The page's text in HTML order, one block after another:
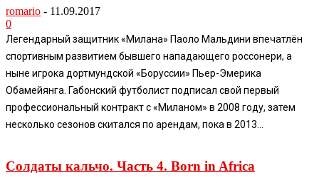
romario - 11.09.2017
0
Легендарный защитник «Милана» Паоло Мальдини впечатлён
спортивным развитием бывшего нападающего россонери, а
ныне игрока дортмундской «Боруссии» Пьер-Эмерика
Обамейянга. Габонский футболист подписал свой первый
профессиональный контракт с «Миланом» в 2008 году, затем
несколько сезонов скитался по арендам, пока в 2013...
Солдаты кальчо. Часть 4. Born in Africa